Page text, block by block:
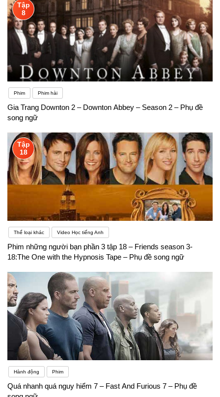
Tập
8
Phim Phim hài
Gia Trang Downton 2 – Downton Abbey – Season 2 – Phụ đề
song ngữ
Tập
18
Thể loại khác Video Học tiếng Anh
Phim những người bạn phần 3 tập 18 – Friends season 3-
18:The One with the Hypnosis Tape – Phụ đề song ngữ
Hành động Phim
Quá nhanh quá nguy hiểm 7 – Fast And Furious 7 – Phụ đề